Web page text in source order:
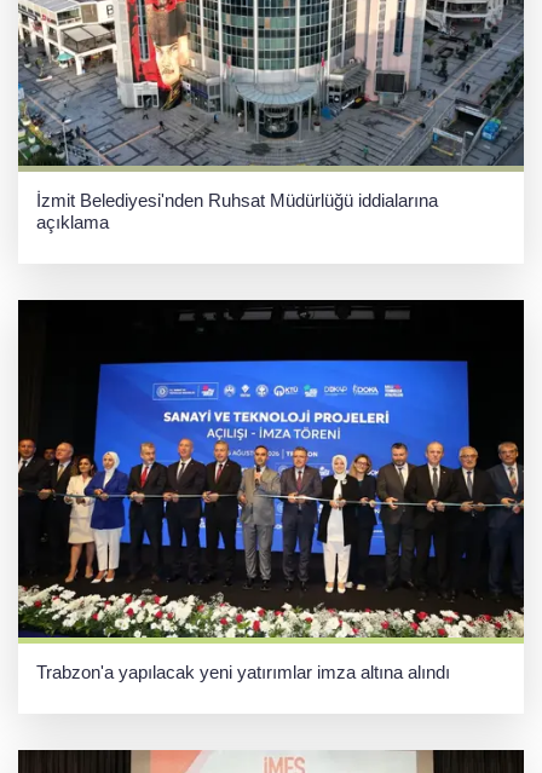
İzmit Belediyesi'nden Ruhsat Müdürlüğü iddialarına
açıklama
Trabzon'a yapılacak yeni yatırımlar imza altına alındı